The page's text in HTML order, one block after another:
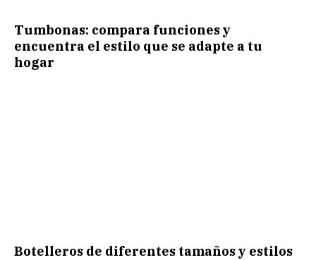
Tumbonas: compara funciones y
encuentra el estilo que se adapte a tu
hogar
Botelleros de diferentes tamaños y estilos